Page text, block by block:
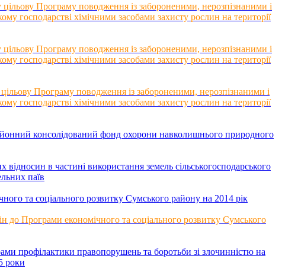
Програму поводження із забороненими, нерозпізнаними і
господарстві хімічними засобами захисту рослин на території
Програму поводження із забороненими, нерозпізнаними і
господарстві хімічними засобами захисту рослин на території
Програму поводження із забороненими, нерозпізнаними і
господарстві хімічними засобами захисту рослин на території
консолідований фонд охорони навколишнього природного
в частині використання земель сільськогосподарського
паїв
та соціального розвитку Сумського району на 2014 рік
Програми економічного та соціального розвитку Сумського
профілактики правопорушень та боротьби зі злочинністю на
роки